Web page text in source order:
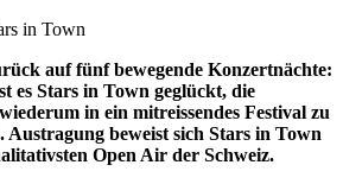
in Town
auf fünf bewegende Konzertnächte:
es Stars in Town geglückt, die
in ein mitreissendes Festival zu
beweist sich Stars in Town
Open Air der Schweiz.